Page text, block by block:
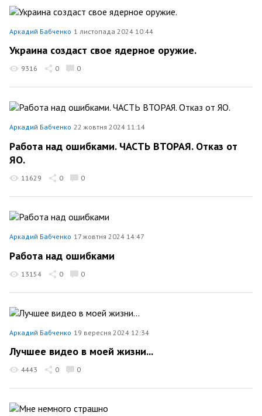
Аркадий Бабченко 1 листопада 2024 10:44
Украина создаст свое ядерное оружие.
9316 0 0
Аркадий Бабченко 22 жовтня 2024 11:14
Работа над ошибками. ЧАСТЬ ВТОРАЯ. Отказ от
ЯО.
11629 0 0
Аркадий Бабченко 17 жовтня 2024 14:47
Работа над ошибками
13154 0 0
Аркадий Бабченко 19 вересня 2024 12:34
Лучшее видео в моей жизни...
4443 0 0